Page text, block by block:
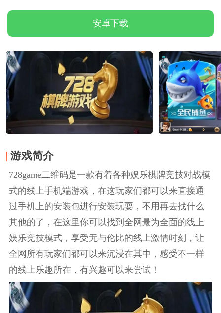
安卓下载
游戏简介
728game二维码是一款有着各种娱乐棋牌竞技对战模
式的线上手机端游戏，在这玩家们都可以来直接通
过手机上的安装包进行安装玩耍，不用再去找什么
其他的了，在这里你可以找到全网最为全面的线上
娱乐竞技模式，享受无与伦比的线上激情时刻，让
全网所有玩家们都可以来沉浸在其中，感受不一样
的线上乐趣所在，有兴趣可以来尝试！